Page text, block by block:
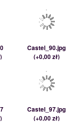
)
Castel_90.jpg
(+0,00 zł)
)
Castel_97.jpg
(+0,00 zł)